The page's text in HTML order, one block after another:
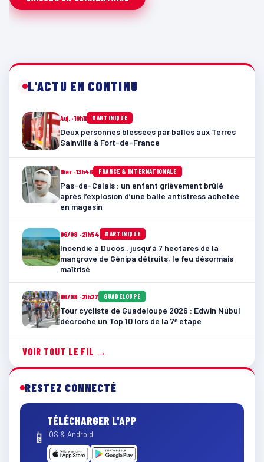
L'ACTU EN CONTINU
Auj. · 10h11 MARTINIQUE
Deux personnes blessées par balles aux Terres
Sainville à Fort-de-France
Hier · 13h46 FRANCE & INTERNATIONALE
Pas-de-Calais : un enfant grièvement brûlé
après l’explosion d’une balle antistress achetée
en magasin
06/08 · 21h54 MARTINIQUE
Incendie à Ducos : jusqu’à 7 hectares de la
mangrove de Génipa détruits, le feu désormais
maîtrisé
06/08 · 21h27 GUADELOUPE
Tour cycliste de Guadeloupe 2026 : Edwin Nubul
décroche un Top 10 lors de la 7ᵉ étape
VOIR TOUT LE FIL →
RESTEZ CONNECTÉ
📱
TÉLÉCHARGER L'APP
iOS & Android